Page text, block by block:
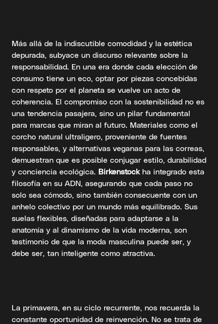
Más allá de la indiscutible comodidad y la estética
depurada, subyace un discurso relevante sobre la
responsabilidad. En una era donde cada elección de
consumo tiene un eco, optar por piezas concebidas
con respeto por el planeta se vuelve un acto de
coherencia. El compromiso con la sostenibilidad no es
una tendencia pasajera, sino un pilar fundamental
para marcas que miran al futuro. Materiales como el
corcho natural ultraligero, proveniente de fuentes
responsables, y alternativas veganas para las correas,
demuestran que es posible conjugar estilo, durabilidad
y conciencia ecológica. Birkenstockha integrado esta
filosofía en su ADN, asegurando que cada paso no
solo sea cómodo, sino también consecuente con un
anhelo colectivo por un mundo más equilibrado. Sus
suelas flexibles, diseñadas para adaptarse a la
anatomía y al dinamismo de la vida moderna, son
testimonio de que la moda masculina puede ser, y
debe ser, tan inteligente como atractiva.
La primavera, en su ciclo recurrente, nos recuerda la
constante oportunidad de reinvención. No se trata de